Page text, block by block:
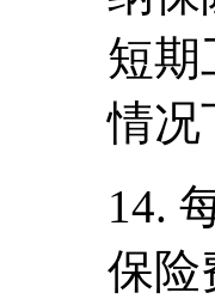
短期
情况
14.
保险